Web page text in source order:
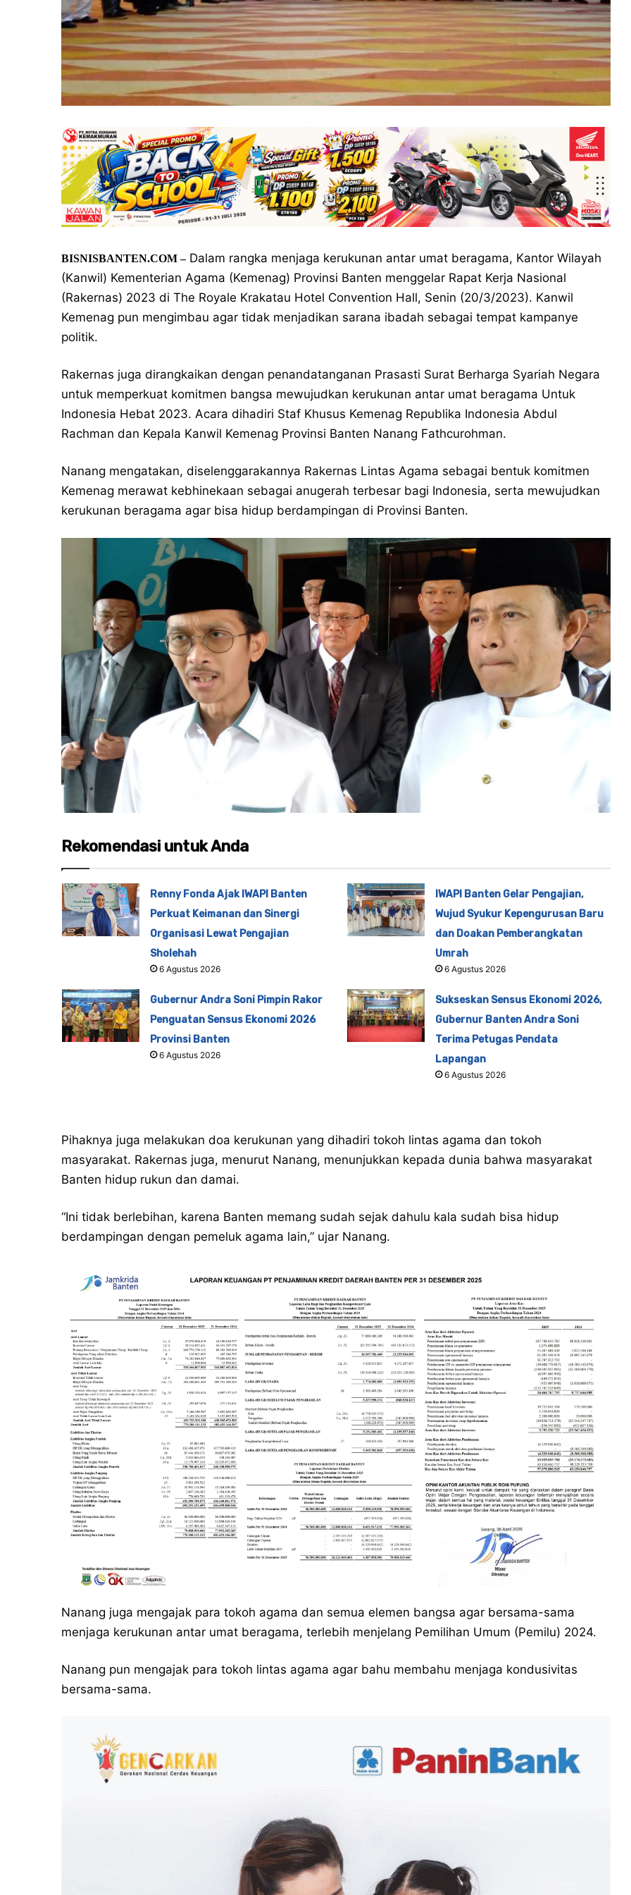
BISNISBANTEN.COM –Dalam rangka menjaga kerukunan antar umat beragama, Kantor Wilayah
(Kanwil) Kementerian Agama (Kemenag) Provinsi Banten menggelar Rapat Kerja Nasional
(Rakernas) 2023 di The Royale Krakatau Hotel Convention Hall, Senin (20/3/2023). Kanwil
Kemenag pun mengimbau agar tidak menjadikan sarana ibadah sebagai tempat kampanye
politik.
Rakernas juga dirangkaikan dengan penandatanganan Prasasti Surat Berharga Syariah Negara
untuk memperkuat komitmen bangsa mewujudkan kerukunan antar umat beragama Untuk
Indonesia Hebat 2023. Acara dihadiri Staf Khusus Kemenag Republika Indonesia Abdul
Rachman dan Kepala Kanwil Kemenag Provinsi Banten Nanang Fathcurohman.
Nanang mengatakan, diselenggarakannya Rakernas Lintas Agama sebagai bentuk komitmen
Kemenag merawat kebhinekaan sebagai anugerah terbesar bagi Indonesia, serta mewujudkan
kerukunan beragama agar bisa hidup berdampingan di Provinsi Banten.
Rekomendasi untuk Anda
Renny Fonda Ajak IWAPI Banten
Perkuat Keimanan dan Sinergi
Organisasi Lewat Pengajian
Sholehah
6 Agustus 2026
IWAPI Banten Gelar Pengajian,
Wujud Syukur Kepengurusan Baru
dan Doakan Pemberangkatan
Umrah
6 Agustus 2026
Gubernur Andra Soni Pimpin Rakor
Penguatan Sensus Ekonomi 2026
Provinsi Banten
6 Agustus 2026
Sukseskan Sensus Ekonomi 2026,
Gubernur Banten Andra Soni
Terima Petugas Pendata
Lapangan
6 Agustus 2026
Pihaknya juga melakukan doa kerukunan yang dihadiri tokoh lintas agama dan tokoh
masyarakat. Rakernas juga, menurut Nanang, menunjukkan kepada dunia bahwa masyarakat
Banten hidup rukun dan damai.
“Ini tidak berlebihan, karena Banten memang sudah sejak dahulu kala sudah bisa hidup
berdampingan dengan pemeluk agama lain,” ujar Nanang.
Nanang juga mengajak para tokoh agama dan semua elemen bangsa agar bersama-sama
menjaga kerukunan antar umat beragama, terlebih menjelang Pemilihan Umum (Pemilu) 2024.
Nanang pun mengajak para tokoh lintas agama agar bahu membahu menjaga kondusivitas
bersama-sama.